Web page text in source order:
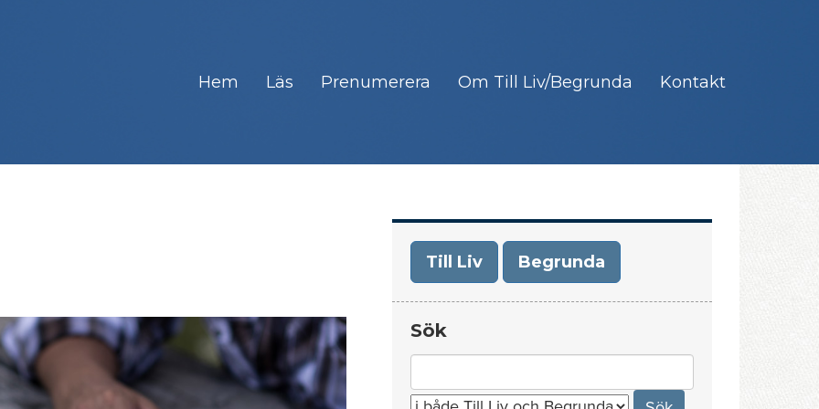
Hem Läs Prenumerera Om Till Liv/Begrunda Kontakt
Till Liv Begrunda
Sök
for: